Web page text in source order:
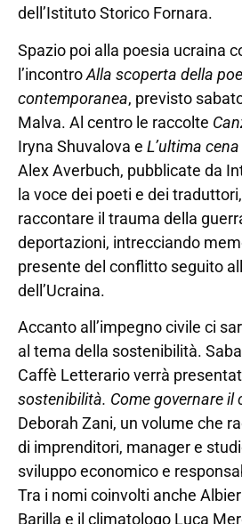
dell’Istituto Storico Fornara.
Spazio poi alla poesia ucraina
l’incontroAlla scoperta della
contemporanea, previsto
Malva. Al centro le raccolte
Iryna Shuvalova e L’ultima
Alex Averbuch, pubblicate da
la voce dei poeti e dei
raccontare il trauma della
deportazioni, intrecciando
presente del conflitto seguito
dell’Ucraina.
Accanto all’impegno civile ci
al tema della sostenibilità.
Caffè Letterario verrà
sostenibilità. Come governare il
Deborah Zani, un volume che
di imprenditori, manager e
sviluppo economico e
Tra i nomi coinvolti anche
Barilla e il climatologo Luca